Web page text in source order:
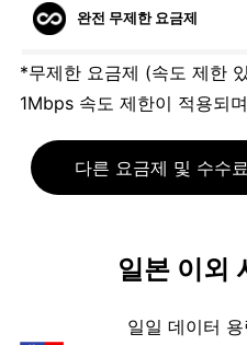
완전 무제한 요금제
*무제한 요금제 (속도 제한
1Mbps 속도 제한이 적용되
다른 요금제 및 수수
일본 이외
일일 데이터